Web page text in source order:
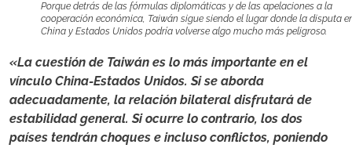
Porque detrás de las fórmulas diplomáticas y de las apelaciones a la
cooperación económica, Taiwán sigue siendo el lugar donde la disputa
China y Estados Unidos podría volverse algo mucho más peligroso.
«La cuestión de Taiwán es lo más importante en el
vínculo China-Estados Unidos. Si se aborda
adecuadamente, la relación bilateral disfrutará de
estabilidad general. Si ocurre lo contrario, los dos
países tendrán choques e incluso conflictos, poniendo